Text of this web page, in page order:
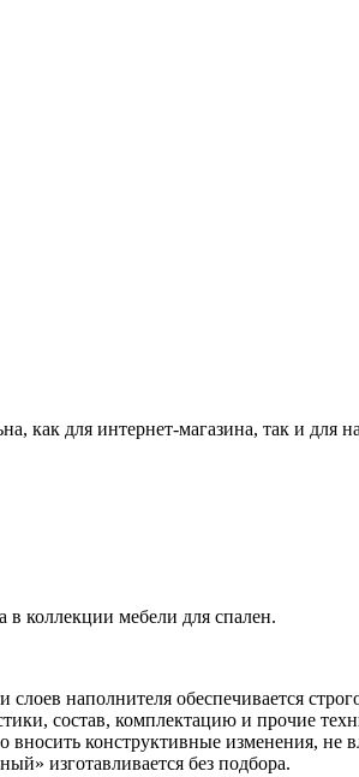
как для интернет-магазина, так и для
коллекции мебели для спален.
слоев наполнителя обеспечивается
состав, комплектацию и прочие
конструктивные изменения, не
изготавливается без подбора.